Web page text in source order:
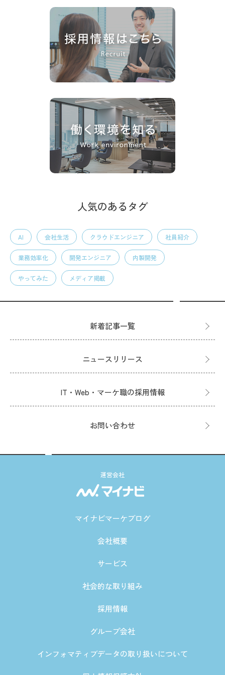
人気のあるタグ
AI 会社生活 クラウドエンジニア 社員紹介
業務効率化 開発エンジニア 内製開発
やってみた メディア掲載
新着記事一覧
ニュースリリース
IT・Web・マーケ職の採用情報
お問い合わせ
運営会社
マイナビマーケブログ
会社概要
サービス
社会的な取り組み
採用情報
グループ会社
インフォマティブデータの取り扱いについて